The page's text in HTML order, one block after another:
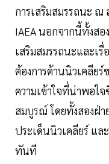
การเสริมสมรรถนะ ณ
IAEA นอกจากนี้ทั้งสอ
เสริมสมรรถนะและเ
ต้องการด้านนิวเคลีย
ความเข้าใจที่น่าพอใ
สมบูรณ์ โดยทั้งสองฝ่า
ประเด็นนิวเคลียร์ แล
ทันที